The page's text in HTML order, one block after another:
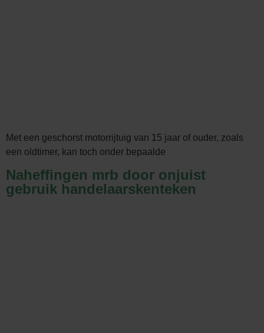
Met een geschorst motorrijtuig van 15 jaar of ouder, zoals
een oldtimer, kan toch onder bepaalde
Naheffingen mrb door onjuist
gebruik handelaarskenteken